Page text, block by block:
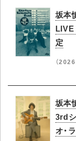
坂本
定
（
坂本
3rd
オ・